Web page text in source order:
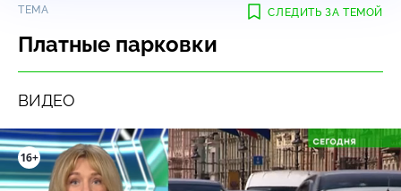
СЛЕДИТЬ ЗА ТЕМОЙ
ТЕМА
Платные парковки
ВИДЕО